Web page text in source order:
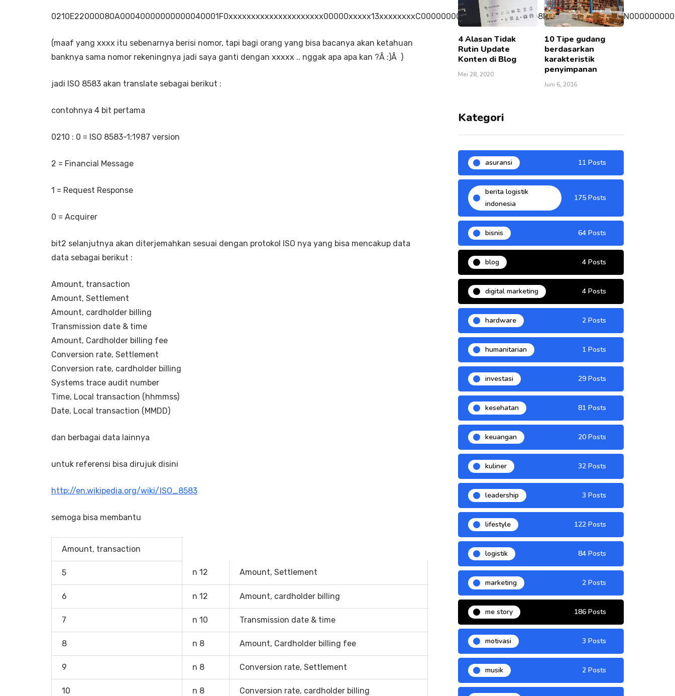
(maaf yang xxxx itu sebenarnya berisi nomor, tapi bagi orang yang bisa bacanya akan ketahuan
banknya sama nomor rekeningnya jadi saya ganti dengan xxxxx .. nggak apa apa kan ?Â :)Â )
jadi ISO 8583 akan translate sebagai berikut :
contohnya 4 bit pertama
0210 : 0 = ISO 8583-1:1987 version
2 = Financial Message
1 = Request Response
0 = Acquirer
bit2 selanjutnya akan diterjemahkan sesuai dengan protokol ISO nya yang bisa mencakup data
data sebagai berikut :
Amount, transaction
Amount, Settlement
Amount, cardholder billing
Transmission date & time
Amount, Cardholder billing fee
Conversion rate, Settlement
Conversion rate, cardholder billing
Systems trace audit number
Time, Local transaction (hhmmss)
Date, Local transaction (MMDD)
dan berbagai data lainnya
untuk referensi bisa dirujuk disini
http://en.wikipedia.org/wiki/ISO_8583
semoga bisa membantu
Amount, transaction
5 n 12 Amount, Settlement
6 n 12 Amount, cardholder billing
7 n 10 Transmission date & time
8 n 8 Amount, Cardholder billing fee
9 n 8 Conversion rate, Settlement
10 n 8 Conversion rate, cardholder billing
4 Alasan Tidak
Rutin Update
Konten di Blog
Mei 28, 2020
10 Tipe gudang
berdasarkan
karakteristik
penyimpanan
Juni 6, 2016
Kategori
asuransi 11 Posts
berita logistik
indonesia
175 Posts
bisnis 64 Posts
blog 4 Posts
digital marketing 4 Posts
hardware 2 Posts
humanitarian 1 Posts
investasi 29 Posts
kesehatan 81 Posts
keuangan 20 Posts
kuliner 32 Posts
leadership 3 Posts
lifestyle 122 Posts
logistik 84 Posts
marketing 2 Posts
me story 186 Posts
motivasi 3 Posts
musik 2 Posts